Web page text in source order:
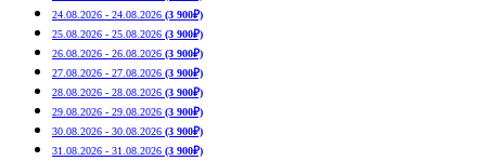
24.08.2026 - 24.08.2026 (3 900₽)
25.08.2026 - 25.08.2026 (3 900₽)
26.08.2026 - 26.08.2026 (3 900₽)
27.08.2026 - 27.08.2026 (3 900₽)
28.08.2026 - 28.08.2026 (3 900₽)
29.08.2026 - 29.08.2026 (3 900₽)
30.08.2026 - 30.08.2026 (3 900₽)
31.08.2026 - 31.08.2026 (3 900₽)